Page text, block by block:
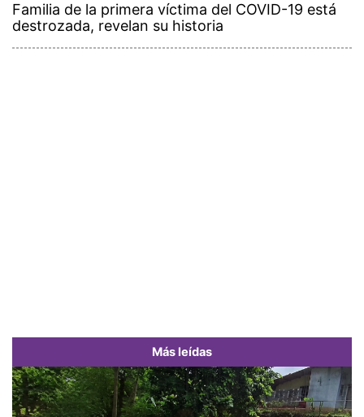
Familia de la primera víctima del COVID-19 está
destrozada, revelan su historia
Más leídas